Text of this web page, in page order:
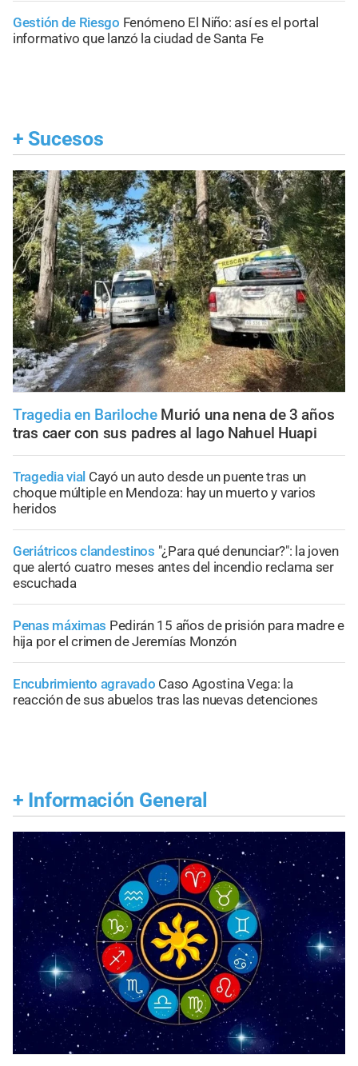
Gestión de Riesgo Fenómeno El Niño: así es el portal
informativo que lanzó la ciudad de Santa Fe
+ Sucesos
Tragedia en Bariloche Murió una nena de 3 años
tras caer con sus padres al lago Nahuel Huapi
Tragedia vial Cayó un auto desde un puente tras un
choque múltiple en Mendoza: hay un muerto y varios
heridos
Geriátricos clandestinos "¿Para qué denunciar?": la joven
que alertó cuatro meses antes del incendio reclama ser
escuchada
Penas máximas Pedirán 15 años de prisión para madre e
hija por el crimen de Jeremías Monzón
Encubrimiento agravado Caso Agostina Vega: la
reacción de sus abuelos tras las nuevas detenciones
+ Información General